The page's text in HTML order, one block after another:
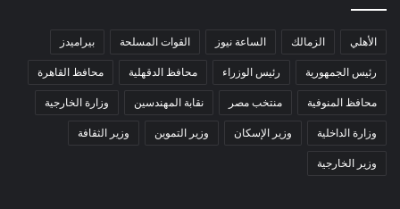
الأهلي الزمالك الساعة نيوز القوات المسلحة
بيراميدز
رئيس الجمهورية
رئيس الوزراء محافظ الدقهلية
محافظ القاهرة
محافظ المنوفية
منتخب مصر نقابة المهندسين
وزارة الخارجية
وزارة الداخلية
وزير الإسكان وزير التموين
وزير الثقافة
وزير الخارجية